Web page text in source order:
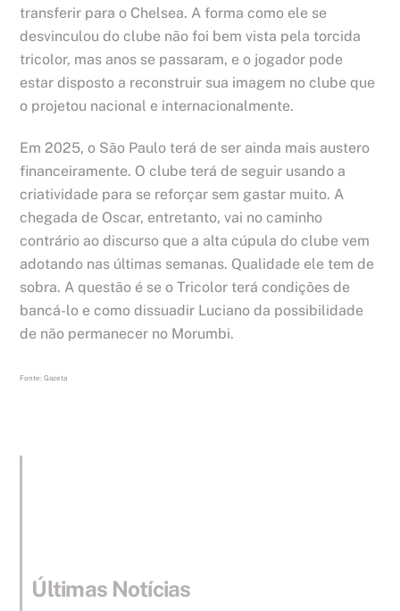
transferir para o Chelsea. A forma como ele se
desvinculou do clube não foi bem vista pela torcida
tricolor, mas anos se passaram, e o jogador pode
estar disposto a reconstruir sua imagem no clube que
o projetou nacional e internacionalmente.
Em 2025, o São Paulo terá de ser ainda mais austero
financeiramente. O clube terá de seguir usando a
criatividade para se reforçar sem gastar muito. A
chegada de Oscar, entretanto, vai no caminho
contrário ao discurso que a alta cúpula do clube vem
adotando nas últimas semanas. Qualidade ele tem de
sobra. A questão é se o Tricolor terá condições de
bancá-lo e como dissuadir Luciano da possibilidade
de não permanecer no Morumbi.
Fonte: Gazeta
Últimas Notícias